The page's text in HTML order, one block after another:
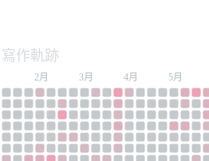
寫作軌跡
2月 3月 4月 5月